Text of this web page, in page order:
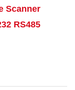
Scanner
RS485